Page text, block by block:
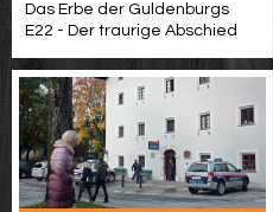
Das Erbe der Guldenburgs
E22 - Der traurige Abschied